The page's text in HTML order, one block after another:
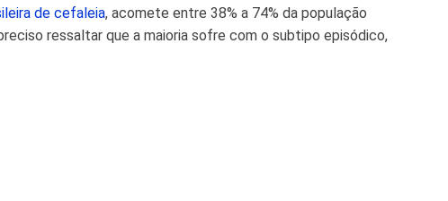
de cefaleia, acomete entre 38% a 74% da população
ressaltar que a maioria sofre com o subtipo episódico,